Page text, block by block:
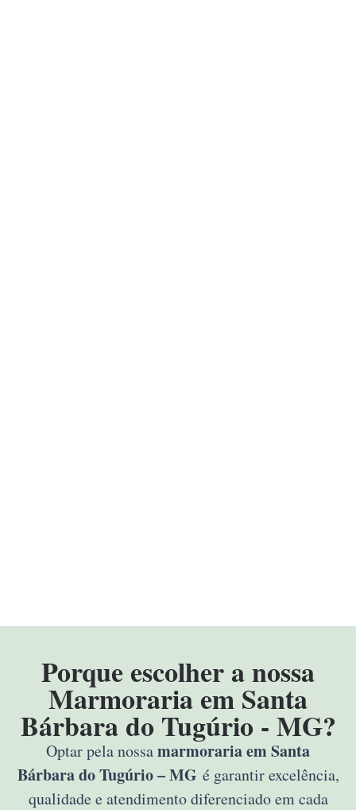
Porque escolher a nossa
Marmoraria em Santa
Bárbara do Tugúrio - MG?
Optar pela nossamarmoraria em Santa
Bárbara do Tugúrio – MG é garantir excelência,
qualidade e atendimento diferenciado em cada